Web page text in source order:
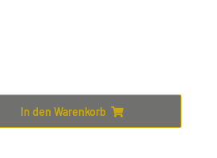
In den Warenkorb